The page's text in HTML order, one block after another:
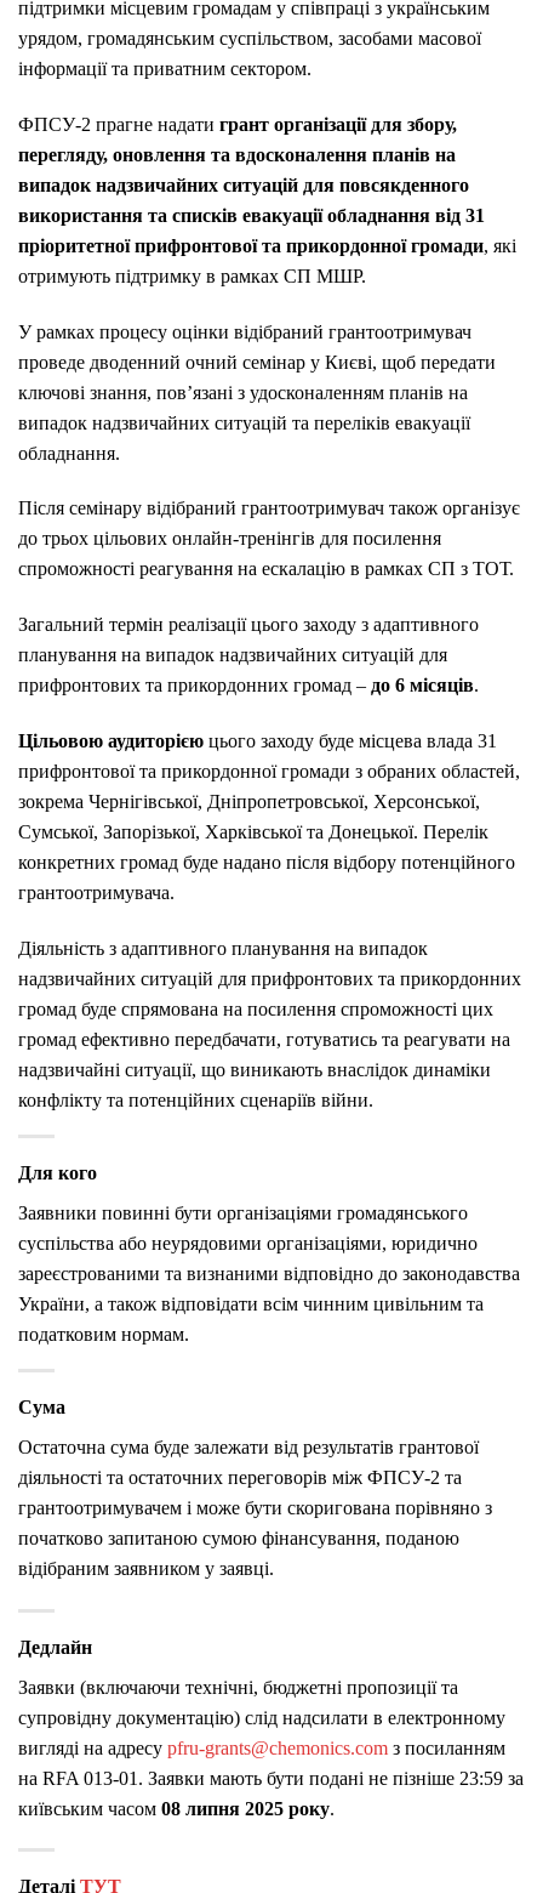
підтримки місцевим громадам у співпраці з українським
урядом, громадянським суспільством, засобами масової
інформації та приватним сектором.
ФПСУ-2 прагне надати грант організації для збору,
перегляду, оновлення та вдосконалення планів на
випадок надзвичайних ситуацій для повсякденного
використання та списків евакуації обладнання від 31
пріоритетної прифронтової та прикордонної громади, які
отримують підтримку в рамках СП МШР.
У рамках процесу оцінки відібраний грантоотримувач
проведе дводенний очний семінар у Києві, щоб передати
ключові знання, пов’язані з удосконаленням планів на
випадок надзвичайних ситуацій та переліків евакуації
обладнання.
Після семінару відібраний грантоотримувач також організує
до трьох цільових онлайн-тренінгів для посилення
спроможності реагування на ескалацію в рамках СП з ТОТ.
Загальний термін реалізації цього заходу з адаптивного
планування на випадок надзвичайних ситуацій для
прифронтових та прикордонних громад – до 6 місяців.
Цільовою аудиторією цього заходу буде місцева влада 31
прифронтової та прикордонної громади з обраних областей,
зокрема Чернігівської, Дніпропетровської, Херсонської,
Сумської, Запорізької, Харківської та Донецької. Перелік
конкретних громад буде надано після відбору потенційного
грантоотримувача.
Діяльність з адаптивного планування на випадок
надзвичайних ситуацій для прифронтових та прикордонних
громад буде спрямована на посилення спроможності цих
громад ефективно передбачати, готуватись та реагувати на
надзвичайні ситуації, що виникають внаслідок динаміки
конфлікту та потенційних сценаріїв війни.
Для кого
Заявники повинні бути організаціями громадянського
суспільства або неурядовими організаціями, юридично
зареєстрованими та визнаними відповідно до законодавства
України, а також відповідати всім чинним цивільним та
податковим нормам.
Сума
Остаточна сума буде залежати від результатів грантової
діяльності та остаточних переговорів між ФПСУ-2 та
грантоотримувачем і може бути скоригована порівняно з
початково запитаною сумою фінансування, поданою
відібраним заявником у заявці.
Дедлайн
Заявки (включаючи технічні, бюджетні пропозиції та
супровідну документацію) слід надсилати в електронному
вигляді на адресу pfru-grants@chemonics.com з посиланням
на RFA 013-01. Заявки мають бути подані не пізніше 23:59 за
київським часом 08 липня 2025 року.
ДеталіТУТ